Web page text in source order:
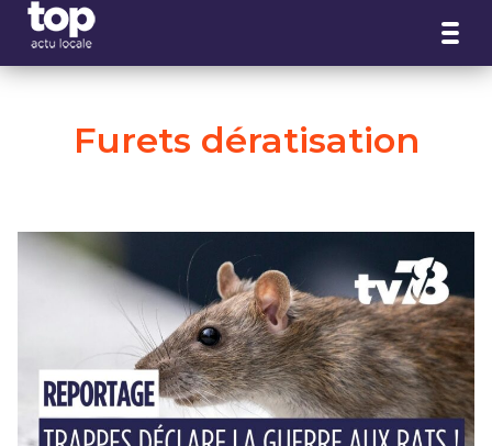
Furets dératisation
Panneau de gestion des cookies